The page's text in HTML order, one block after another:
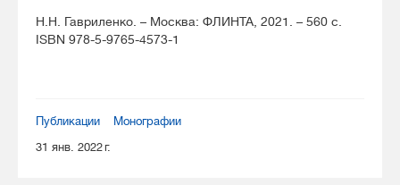
Н.Н. Гавриленко. – Москва: ФЛИНТА, 2021. – 560 с.
ISBN 978-5-9765-4573-1
Публикации
Монографии
31 янв. 2022 г.